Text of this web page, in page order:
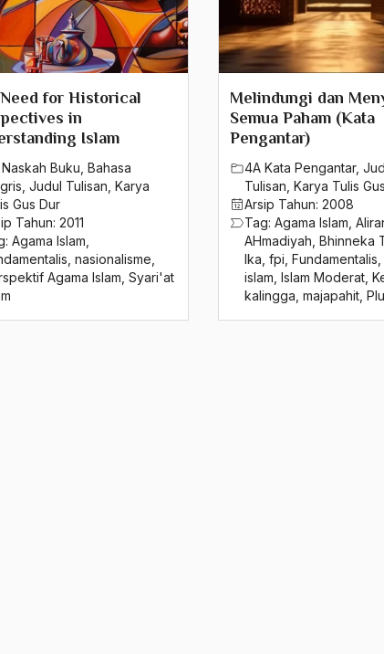
for Historical
in
Islam
Buku Bahasa
Judul Tulisan Karya
Gus Dur
Tahun: 2011
Agama Islam
nasionalisme
Agama Islam Syari'at
Melindungi dan
Semua Paham (Kata
Pengantar)
4A Kata Pengantar,
Tulisan ,Karya Tulis
Arsip Tahun:2008
Tag:Agama Islam ,
AHmadiyah ,Bhinneka
Ika ,fpi ,Fundamentalis
islam ,Islam Moderat ,
kalingga ,majapahit ,